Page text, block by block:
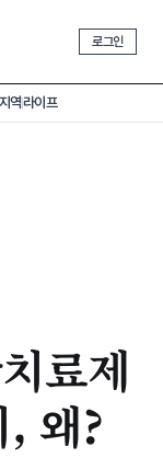
로그인
역라이프
료제
왜?